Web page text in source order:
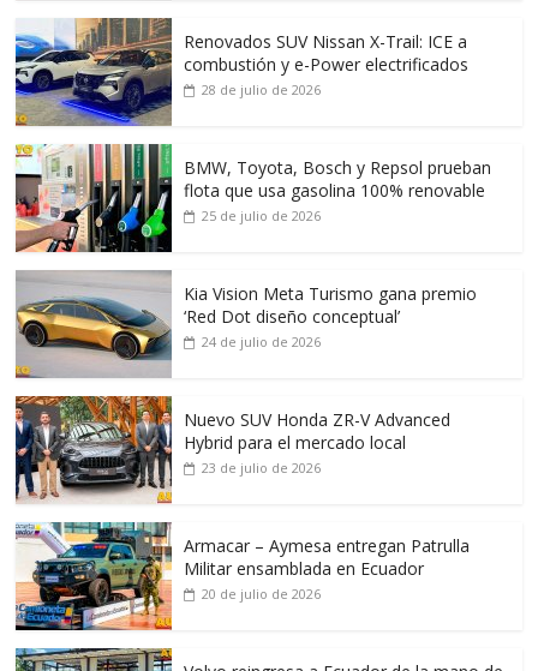
Renovados SUV Nissan X-Trail: ICE a
combustión y e-Power electrificados
28 de julio de 2026
BMW, Toyota, Bosch y Repsol prueban
flota que usa gasolina 100% renovable
25 de julio de 2026
Kia Vision Meta Turismo gana premio
‘Red Dot diseño conceptual’
24 de julio de 2026
Nuevo SUV Honda ZR-V Advanced
Hybrid para el mercado local
23 de julio de 2026
Armacar – Aymesa entregan Patrulla
Militar ensamblada en Ecuador
20 de julio de 2026